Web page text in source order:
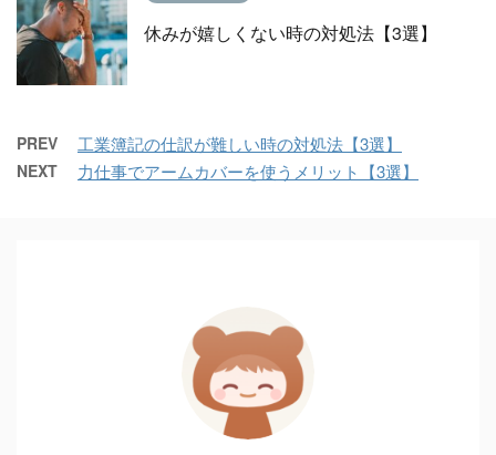
休みが嬉しくない時の対処法【3選】
PREV 工業簿記の仕訳が難しい時の対処法【3選】
NEXT 力仕事でアームカバーを使うメリット【3選】